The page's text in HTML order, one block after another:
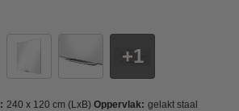
1
240 x 120 cm (LxB) Oppervlak: gelakt staal